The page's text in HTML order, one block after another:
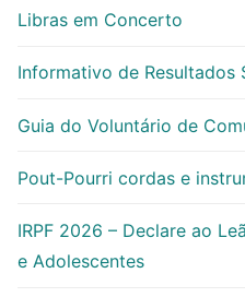
Libras em Concerto
Informativo de Resultados
Guia do Voluntário de
Pout-Pourri cordas e
IRPF 2026 – Declare ao
e Adolescentes